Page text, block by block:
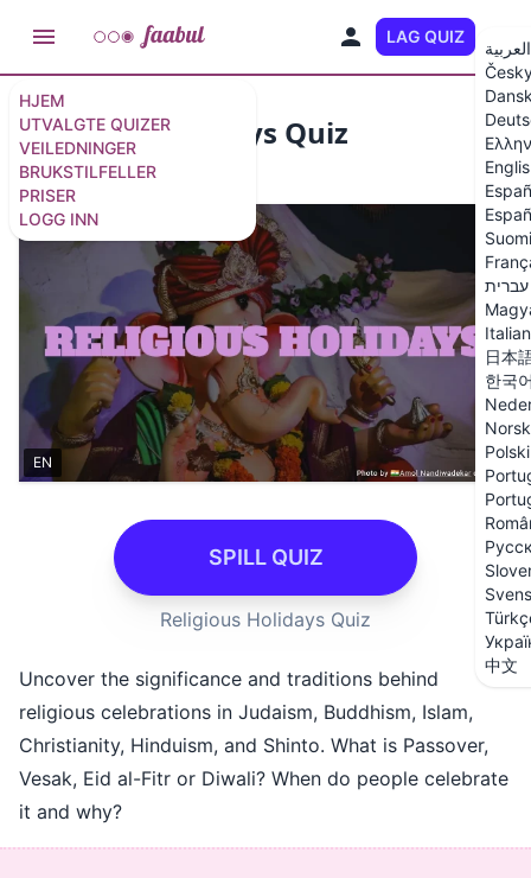
HJEM
UTVALGTE QUIZER
VEILEDNINGER
BRUKSTILFELLER
PRISER
LOGG INN
LAG QUIZ
العربية
Suomi
עברית
日本
한국
Norsk
Polski
中文
Religious Holidays Quiz
10 spørsmål / 16 lysbilder
EN
SPILL QUIZ
Religious Holidays Quiz
Uncover the significance and traditions behind
religious celebrations in Judaism, Buddhism, Islam,
Christianity, Hinduism, and Shinto. What is Passover,
Vesak, Eid al-Fitr or Diwali? When do people celebrate
it and why?